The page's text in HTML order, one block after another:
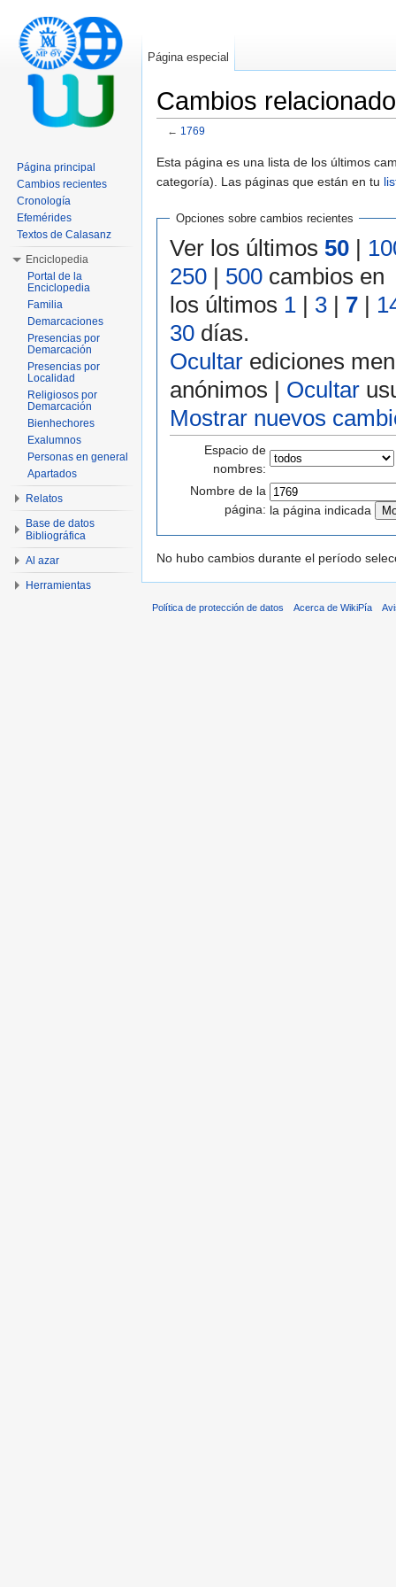
Cambios
← 1769
Esta página es una lista de los últimos
categoría). Las páginas que están en tu
Opciones sobre cambios recientes
Ver los últimos 50 |
250 | 500 cambios en
los últimos 1 | 3 | 7 |
30 días.
Ocultar ediciones
anónimos | Ocultar
Mostrar nuevos
Espacio de
nombres:
Nombre de la
página: la página indicada
No hubo cambios durante el período
Página especial
Página principal
Cambios recientes
Cronología
Efemérides
Textos de Calasanz
Enciclopedia
Portal de la
Enciclopedia
Familia
Demarcaciones
Presencias por
Demarcación
Presencias por
Localidad
Religiosos por
Demarcación
Bienhechores
Exalumnos
Personas en general
Apartados
Relatos
Base de datos
Bibliográfica
Al azar
Herramientas
Política de protección de datos Acerca de WikiPía